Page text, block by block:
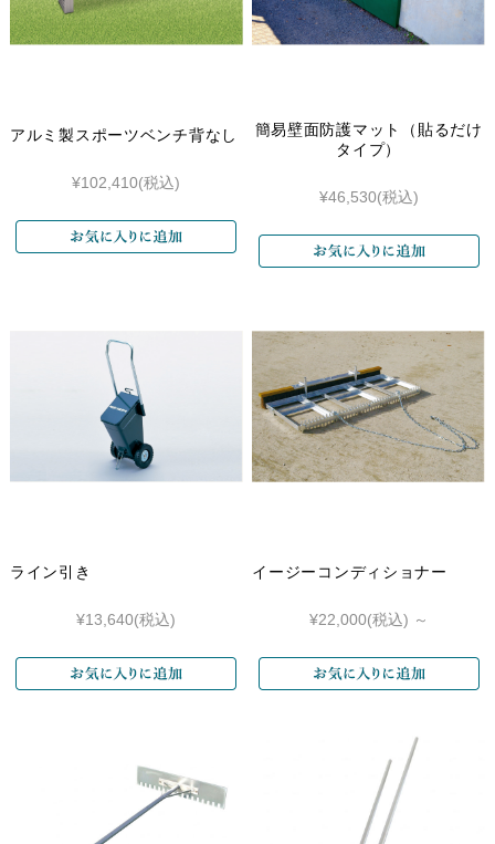
アルミ製スポーツベンチ背なし
¥102,410(税込)
簡易壁面防護マット（貼るだけ
タイプ）
¥46,530(税込)
ライン引き
¥13,640(税込)
イージーコンディショナー
¥22,000(税込) ～